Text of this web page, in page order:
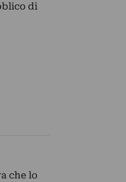
di
che lo